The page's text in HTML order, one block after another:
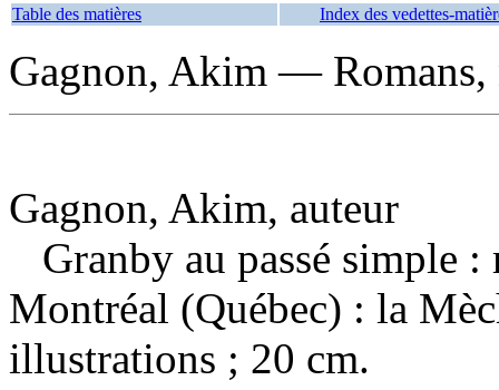
Table des matières Index des vedettes-
Gagnon, Akim — Romans,
Gagnon, Akim, auteur
Granby au passé simple
Montréal (Québec) : la
illustrations ; 20 cm.